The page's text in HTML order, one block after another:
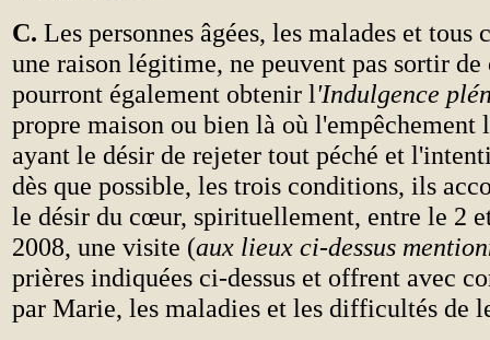
C. Les personnes âgées, les malades et tous
une raison légitime, ne peuvent pas sortir de
pourront également obtenir l'Indulgence
propre maison ou bien là où l'empêchement
ayant le désir de rejeter tout péché et
dès que possible, les trois conditions, ils
le désir du cœur, spirituellement, entre le 2
2008, une visite (aux lieux ci-dessus
prières indiquées ci-dessus et offrent avec
par Marie, les maladies et les difficultés de